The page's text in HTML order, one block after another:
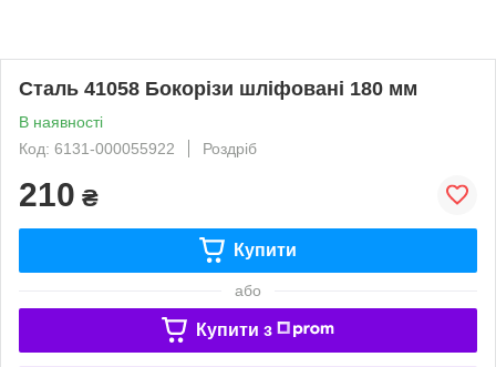
Сталь 41058 Бокорізи шліфовані 180 мм
В наявності
Код: 6131-000055922
Роздріб
210 ₴
Купити
або
Купити з